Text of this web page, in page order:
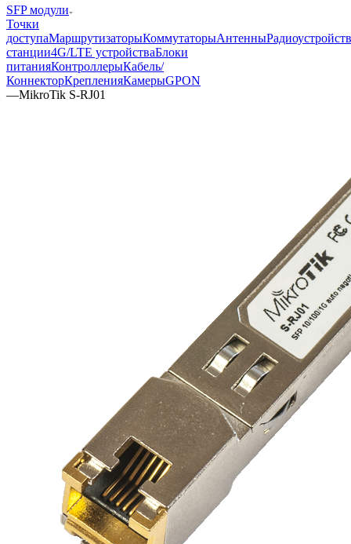
SFP модули
Точки
доступаМаршрутизаторыКоммутаторыАнтенны
станции4G/LTE устройстваБлоки
питанияКонтроллерыКабель/
КоннекторКрепленияКамерыGPON
—MikroTik S-RJ01